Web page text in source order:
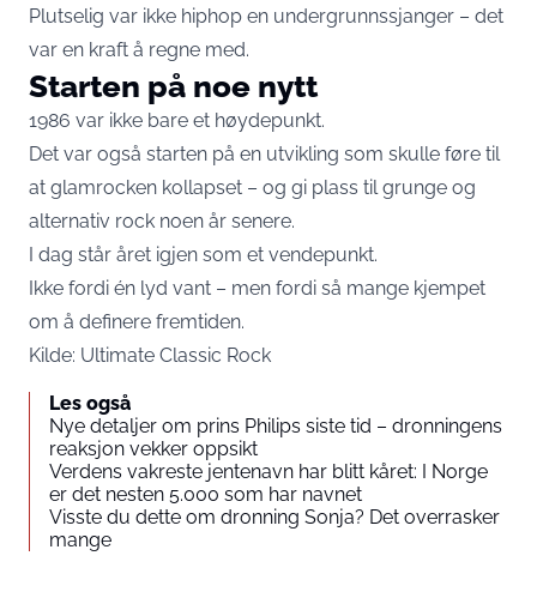
Plutselig var ikke hiphop en undergrunnssjanger – det
var en kraft å regne med.
Starten på noe nytt
1986 var ikke bare et høydepunkt.
Det var også starten på en utvikling som skulle føre til
at glamrocken kollapset – og gi plass til grunge og
alternativ rock noen år senere.
I dag står året igjen som et vendepunkt.
Ikke fordi én lyd vant – men fordi så mange kjempet
om å definere fremtiden.
Kilde: Ultimate Classic Rock
Les også
Nye detaljer om prins Philips siste tid – dronningens
reaksjon vekker oppsikt
Verdens vakreste jentenavn har blitt kåret: I Norge
er det nesten 5.000 som har navnet
Visste du dette om dronning Sonja? Det overrasker
mange